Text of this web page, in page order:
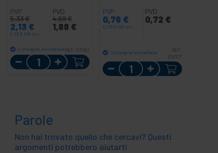
PVP
5,33€
2,13 €
2,13 € IVA inc.
PVD
4,69€
1,88 €
Consegna immediataREF: ST091
Quantità
PVP
0,76 €
0,76 € IVA inc.
PVD
0,72 €
Consegna immediata
REF:
EV077
Quantità
Parole
Non hai trovato quello che cercavi? Questi
argomenti potrebbero aiutarti